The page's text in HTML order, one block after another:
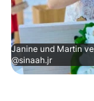
Janine und Martin
@sinaah.jr